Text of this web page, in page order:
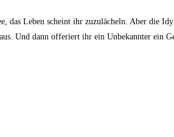
das Leben scheint ihr zuzulächeln. Aber die
Und dann offeriert ihr ein Unbekannter ein